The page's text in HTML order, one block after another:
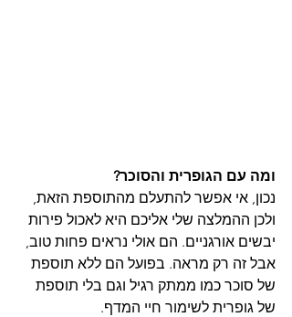
ומה עם הגופרית והסוכר?
נכון, אי אפשר להתעלם מהתוספת הזאת,
ולכן ההמלצה שלי אליכם היא לאכול פירות
יבשים אורגניים. הם אולי נראים פחות טוב,
אבל זה רק מראה. בפועל הם ללא תוספת
של סוכר כמו ממתק רגיל וגם בלי תוספת
של גופרית לשימור חיי המדף.